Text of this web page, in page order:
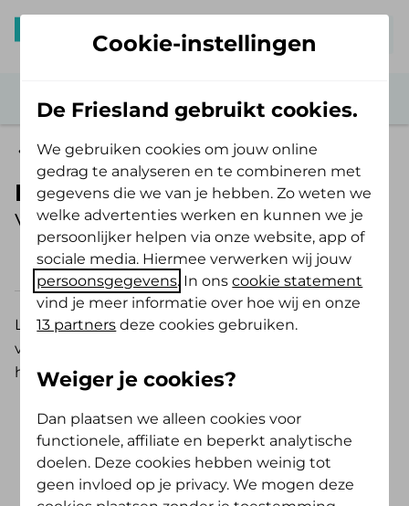
Vergoedingen
Lichttherapie
Vergoeding 2026
2025 2026
Lichttherapie in het ziekenhuis of thuis wordt
vergoed voor mensen met een ernstige
huidaandoening, zoals ernstige psoriasis of vitiligo.
Vergoedingen Plus-pakket
Heb je een collectieve zorgverzekering
met het Plus-pakket? Hieronder zie je, bij
Cookie-instellingen
De Friesland gebruikt cookies.
We gebruiken cookies om jouw online
gedrag te analyseren en te combineren met
gegevens die we van je hebben. Zo weten we
welke advertenties werken en kunnen we je
persoonlijker helpen via onze website, app of
sociale media. Hiermee verwerken wij jouw
persoonsgegevens. In onscookie statement
vind je meer informatie over hoe wij en onze
13 partners deze cookies gebruiken.
Weiger je cookies?
Dan plaatsen we alleen cookies voor
functionele, affiliate en beperkt analytische
doelen. Deze cookies hebben weinig tot
geen invloed op je privacy. We mogen deze